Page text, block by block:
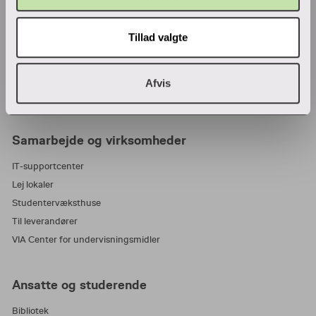
Tillad valgte
Afvis
Find en medarbejder
Parkering
Samarbejde og virksomheder
IT-supportcenter
Lej lokaler
Studentervæksthuse
Til leverandører
VIA Center for undervisningsmidler
Ansatte og studerende
Bibliotek